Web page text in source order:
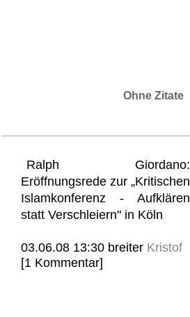
Ohne Zitate
Ralph Giordano:
Eröffnungsrede zur „Kritischen
Islamkonferenz - Aufklären
statt Verschleiern" in Köln
03.06.08 13:30 breiter Kristof
[1 Kommentar]